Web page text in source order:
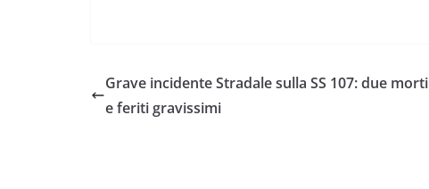
Grave incidente Stradale sulla SS 107: due morti
e feriti gravissimi